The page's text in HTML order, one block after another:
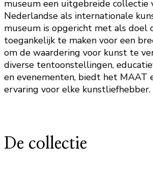
museum een uitgebreide collectie
Nederlandse als internationale
museum is opgericht met als doel
toegankelijk te maken voor een
om de waardering voor kunst te
diverse tentoonstellingen,
en evenementen, biedt het MAAT
ervaring voor elke kunstliefhebber.
De collectie